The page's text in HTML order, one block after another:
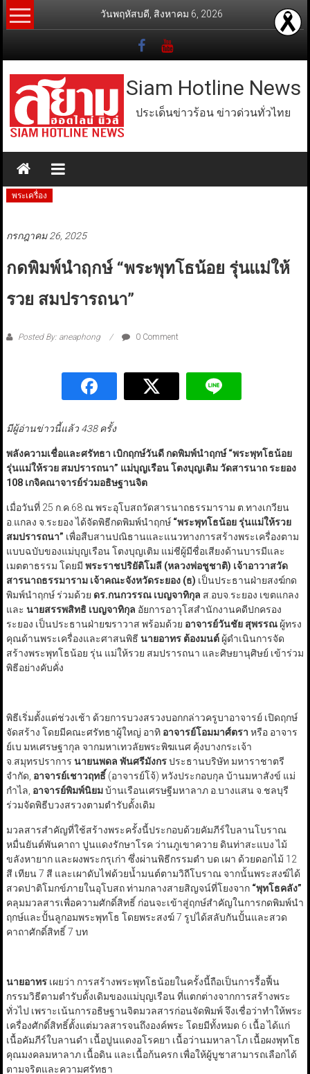
Skip
to
วันพฤหัสบดี, สิงหาคม 6, 2026
Siam Hotline News
ประเด็นข่าวร้อน ข่าวด่วนทั่วไทย
พระเครื่อง
กรกฎาคม 26, 2025
กดพิมพ์นำฤกษ์ “พระพุทโธน้อย รุ่นแม่ให้
รวย สมปรารถนา”
Posted By: aneaphong 0 Comment
มีผู้อ่านข่าวนี้แล้ว 438 ครั้ง
พลังความเชื่อและศรัทธา เบิกฤกษ์วันดี กดพิมพ์นำฤกษ์ “พระพุทโธน้อย
รุ่นแม่ให้รวย สมปรารถนา” แม่บุญเรือน โตงบุญเติม วัดสารนาถ​ ระยอง
108 เกจิคณาจารย์ร่วมอธิษฐานจิต
เมื่อวันที่ 25 ก.ค.68 ณ พระอุโบสถวัดสารนาถธรรมาราม ต.ทางเกวียน
อ.แกลง จ.ระยอง ได้จัดพิธีกดพิมพ์นำฤกษ์ “พระพุทโธน้อย รุ่นแม่ให้รวย
สมปรารถนา” เพื่อสืบสานปณิธานและแนวทางการสร้างพระเครื่องตาม
แบบฉบับของแม่บุญเรือน โตงบุญเติม แม่ชีผู้มีชื่อเสียงด้านบารมีและ
เมตตาธรรม โดยมี พระราชปริยัติโมลี (หลวงพ่อชูชาติ) เจ้าอาวาสวัด
สารนาถธรรมาราม เจ้าคณะจังหวัดระยอง (ธ) เป็นประธานฝ่ายสงฆ์กด
พิมพ์นำฤกษ์ ร่วมด้วย ดร.กนกวรรณ เบญจาทิกุล ส.อบจ.ระยอง เขตแกลง
และ นายสรรพสิทธิ เบญจาทิกุล อัยการอาวุโสสำนักงานคดีปกครอง
ระยอง เป็นประธานฝ่ายฆราวาส พร้อมด้วย อาจารย์วันชัย สุพรรณผู้ทรง
คุณด้านพระเครื่องและศาสนพิธี นายอาทร ต้องมนต์ผู้ดำเนินการจัด
สร้างพระพุทโธน้อย รุ่น​ แม่ให้รวย สมปรารถนา และศิษยานุศิษย์ เข้าร่วม
พิธีอย่างคับคั่ง
พิธีเริ่มตั้งแต่ช่วงเช้า ด้วยการบวงสรวงบอกกล่าวครูบาอาจารย์ เปิดฤกษ์
จัดสร้าง โดยมีคณะศรัทธาผู้ใหญ่ อาทิ อาจารย์โอมมาศ์ตรา หรือ อาจาร
ย์เบ มหเศรษฐากุล จากมหาเทวลัยพระพิฆเนศ คุ้งบางกระเจ้า
จ.สมุทรปราการ นายนพดล พันศรีมังกรประธานบริษัท​ มหาราชาตรี​
จำกัด, อาจารย์เชาวฤทธิ์(อาจารย์โจ้) หวังประกอบกุล บ้านมหาสังข์ แม่
กำไล, อาจารย์พิมพ์นิยมบ้านเรือนเศรษฐีมหาลาภ อ.บางแสน จ.ชลบุรี
ร่วมจัดพิธีบวงสรวงตามตำรับดั้งเดิม
มวลสารสำคัญที่ใช้สร้างพระครั้งนี้ประกอบด้วยคัมภีร์ใบลานโบราณ
หมื่นยันต์พันคาถา ปูนแดงรักษาโรค ว่านภูเขาควาย ดินท่าสะแบง ไม้
ขลังหายาก และผงพระกรุเก่า ซึ่งผ่านพิธีกรรมตำ บด เผา ด้วยดอกไม้ 12
สี เทียน 7 สี และเผาดับไฟด้วยน้ำมนต์ตามวิถีโบราณ จากนั้นพระสงฆ์ได้
สวดปาติโมกข์ภายในอุโบสถ ท่ามกลางสายสิญจน์ที่โยงจาก “พุทโธคลัง”
คลุมมวลสารเพื่อความศักดิ์สิทธิ์ ก่อนจะเข้าสู่ฤกษ์สำคัญในการกดพิมพ์นำ
ฤกษ์และปั้นลูกอมพระพุทโธ โดยพระสงฆ์ 7 รูปได้สลับกันปั้นและสวด
คาถาศักดิ์สิทธิ์ 7 บท
นายอาทรเผยว่า การสร้างพระพุทโธน้อยในครั้งนี้ถือเป็นการรื้อฟื้น
กรรมวิธีตามตำรับดั้งเดิมของแม่บุญเรือน ที่แตกต่างจากการสร้างพระ
ทั่วไป เพราะเน้นการอธิษฐานจิตมวลสารก่อนจัดพิมพ์ จึงเชื่อว่าทำให้พระ
เครื่องศักดิ์สิทธิ์ตั้งแต่มวลสารจนถึงองค์พระ โดยมีทั้งหมด 6 เนื้อ ได้แก่
เนื้อคัมภีร์ใบลานดำ เนื้อปูนแดงอโรคยา เนื้อว่านมหาลาโภ เนื้อผงพุทโธ
คุณมงคลมหาลาภ เนื้อดิน และเนื้อก้นครก เพื่อให้ผู้บูชาสามารถเลือกได้
ตามจริตและความศรัทธา